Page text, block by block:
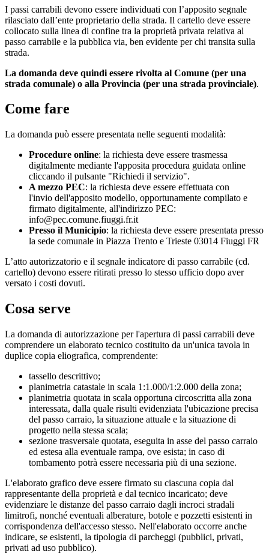
I passi carrabili devono essere individuati con l’apposito segnale
rilasciato dall’ente proprietario della strada. Il cartello deve essere
collocato sulla linea di confine tra la proprietà privata relativa al
passo carrabile e la pubblica via, ben evidente per chi transita sulla
strada.
La domanda deve quindi essere rivolta al Comune (per una
strada comunale) o alla Provincia (per una strada provinciale).
Come fare
La domanda può essere presentata nelle seguenti modalità:
Procedure online: la richiesta deve essere trasmessa
digitalmente mediante l'apposita procedura guidata online
cliccando il pulsante "Richiedi il servizio".
A mezzo PEC: la richiesta deve essere effettuata con
l'invio dell'apposito modello, opportunamente compilato e
firmato digitalmente, all'indirizzo PEC:
info@pec.comune.fiuggi.fr.it
Presso il Municipio: la richiesta deve essere presentata presso
la sede comunale in Piazza Trento e Trieste 03014 Fiuggi FR
L’atto autorizzatorio e il segnale indicatore di passo carrabile (cd.
cartello) devono essere ritirati presso lo stesso ufficio dopo aver
versato i costi dovuti.
Cosa serve
La domanda di autorizzazione per l'apertura di passi carrabili deve
comprendere un elaborato tecnico costituito da un'unica tavola in
duplice copia eliografica, comprendente:
tassello descrittivo;
planimetria catastale in scala 1:1.000/1:2.000 della zona;
planimetria quotata in scala opportuna circoscritta alla zona
interessata, dalla quale risulti evidenziata l'ubicazione precisa
del passo carraio, la situazione attuale e la situazione di
progetto nella stessa scala;
sezione trasversale quotata, eseguita in asse del passo carraio
ed estesa alla eventuale rampa, ove esista; in caso di
tombamento potrà essere necessaria più di una sezione.
L'elaborato grafico deve essere firmato su ciascuna copia dal
rappresentante della proprietà e dal tecnico incaricato; deve
evidenziare le distanze del passo carraio dagli incroci stradali
limitrofi, nonché eventuali alberature, botole e pozzetti esistenti in
corrispondenza dell'accesso stesso. Nell'elaborato occorre anche
indicare, se esistenti, la tipologia di parcheggi (pubblici, privati,
privati ad uso pubblico).